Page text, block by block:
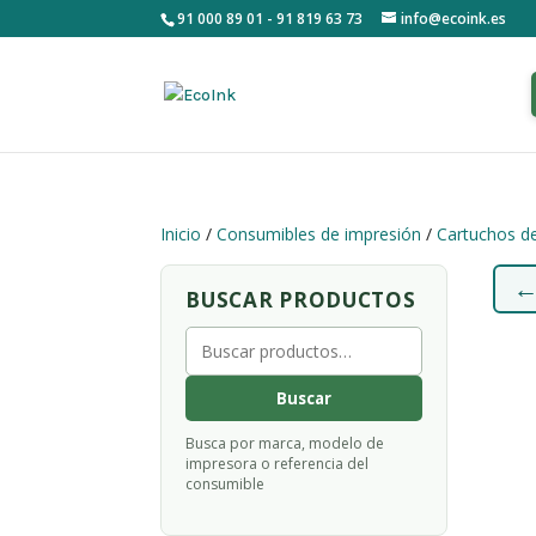
91 000 89 01 - 91 819 63 73 info@ecoink.es
Inicio /Consumibles de impresión /Cartuchos
BUSCAR PRODUCTOS
Buscar
por:
Buscar
Busca por marca, modelo de
impresora o referencia del
consumible